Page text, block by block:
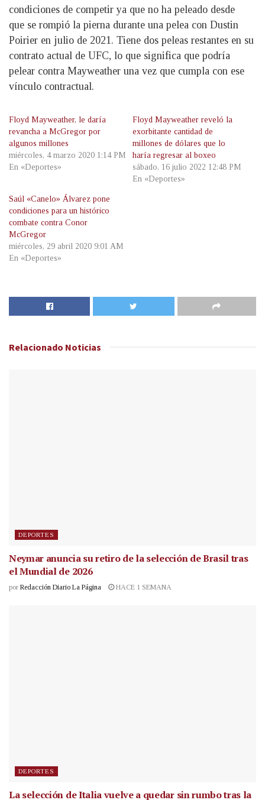
condiciones de competir ya que no ha peleado desde
que se rompió la pierna durante una pelea con Dustin
Poirier en julio de 2021. Tiene dos peleas restantes en su
contrato actual de UFC, lo que significa que podría
pelear contra Mayweather una vez que cumpla con ese
vínculo contractual.
Floyd Mayweather, le daría
revancha a McGregor por
algunos millones
miércoles, 4 marzo 2020 1:14 PM
En «Deportes»
Floyd Mayweather reveló la
exorbitante cantidad de
millones de dólares que lo
haría regresar al boxeo
sábado, 16 julio 2022 12:48 PM
En «Deportes»
Saúl «Canelo» Álvarez pone
condiciones para un histórico
combate contra Conor
McGregor
miércoles, 29 abril 2020 9:01 AM
En «Deportes»
Relacionado Noticias
DEPORTES
Neymar anuncia su retiro de la selección de Brasil tras
el Mundial de 2026
por Redacción Diario La Página HACE 1 SEMANA
DEPORTES
La selección de Italia vuelve a quedar sin rumbo tras la